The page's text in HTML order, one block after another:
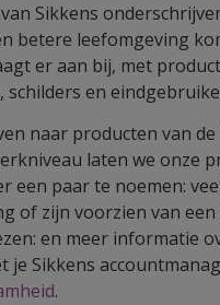
Sikkens
betere leefomgeving
er aan bij, met
schilders en
naar producten van
laten we onze
een paar te noemen:
of zijn voorzien van
en meer informatie
je Sikkens
.